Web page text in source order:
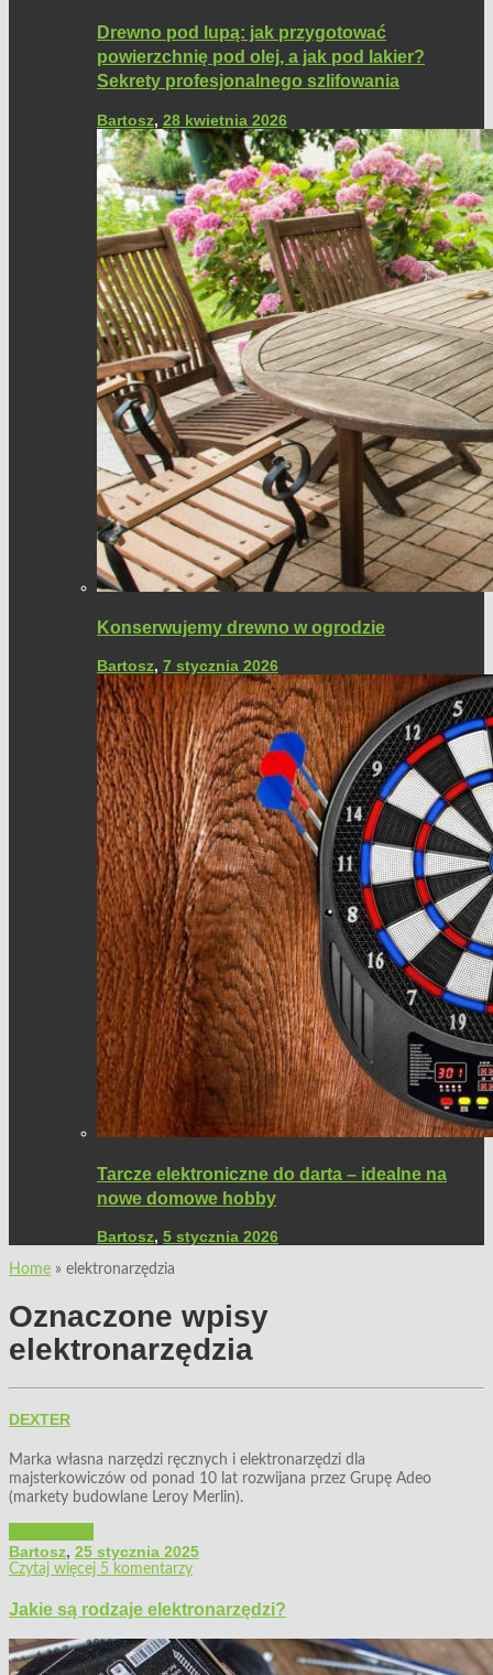
Drewno pod lupą: jak przygotować
powierzchnię pod olej, a jak pod lakier?
Sekrety profesjonalnego szlifowania
Bartosz, 28 kwietnia 2026
Konserwujemy drewno w ogrodzie
Bartosz, 7 stycznia 2026
Tarcze elektroniczne do darta – idealne na
nowe domowe hobby
Bartosz, 5 stycznia 2026
Home » elektronarzędzia
Oznaczone wpisy
elektronarzędzia
DEXTER
Marka własna narzędzi ręcznych i elektronarzędzi dla
majsterkowiczów od ponad 10 lat rozwijana przez Grupę Adeo
(markety budowlane Leroy Merlin).
Bartosz, 25 stycznia 2025
Czytaj więcej 5 komentarzy
Jakie są rodzaje elektronarzędzi?